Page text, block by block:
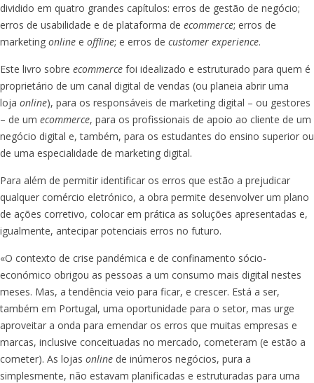
dividido em quatro grandes capítulos: erros de gestão de negócio;
erros de usabilidade e de plataforma de ecommerce; erros de
marketing online e offline; e erros de customer experience.
Este livro sobre ecommerce foi idealizado e estruturado para quem é
proprietário de um canal digital de vendas (ou planeia abrir uma
loja online), para os responsáveis de marketing digital – ou gestores
– de um ecommerce, para os profissionais de apoio ao cliente de um
negócio digital e, também, para os estudantes do ensino superior ou
de uma especialidade de marketing digital.
Para além de permitir identificar os erros que estão a prejudicar
qualquer comércio eletrónico, a obra permite desenvolver um plano
de ações corretivo, colocar em prática as soluções apresentadas e,
igualmente, antecipar potenciais erros no futuro.
«O contexto de crise pandémica e de confinamento sócio-
económico obrigou as pessoas a um consumo mais digital nestes
meses. Mas, a tendência veio para ficar, e crescer. Está a ser,
também em Portugal, uma oportunidade para o setor, mas urge
aproveitar a onda para emendar os erros que muitas empresas e
marcas, inclusive conceituadas no mercado, cometeram (e estão a
cometer). As lojas online de inúmeros negócios, pura a
simplesmente, não estavam planificadas e estruturadas para uma